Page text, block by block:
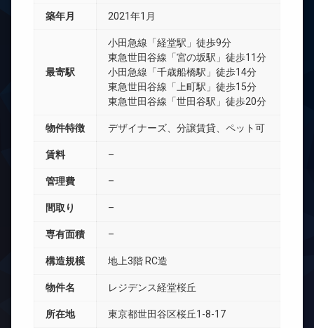
築年月 2021年1月
最寄駅
小田急線「経堂駅」徒歩9分
東急世田谷線「宮の坂駅」徒歩11分
小田急線「千歳船橋駅」徒歩14分
東急世田谷線「上町駅」徒歩15分
東急世田谷線「世田谷駅」徒歩20分
物件特徴 デザイナーズ、分譲賃貸、ペット可
賃料 –
管理費 –
間取り –
専有面積 –
構造規模 地上3階 RC造
物件名 レジデンス経堂桜丘
所在地 東京都世田谷区桜丘1-8-17